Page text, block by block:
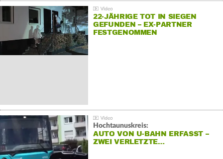
22-JÄHRIGE TOT IN SIEGEN
GEFUNDEN – EX-PARTNER
FESTGENOMMEN
Hochtaunuskreis:
AUTO VON U-BAHN ERFASST –
ZWEI VERLETZTE…